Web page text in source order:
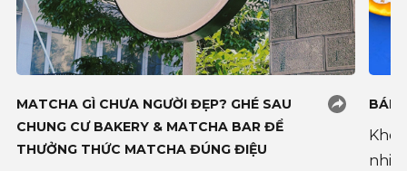
MATCHA GÌ CHƯA NGƯỜI ĐẸP? GHÉ SAU
CHUNG CƯ BAKERY & MATCHA BAR ĐỂ
THƯỞNG THỨC MATCHA ĐÚNG ĐIỆU